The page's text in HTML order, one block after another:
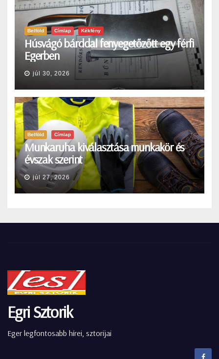
Belföld Címlap Kékfény
Húsvágó bárddal fenyegetőzőtt egy férfi
Egerben
júl 30, 2026
Belföld Címlap
Munkaruha kiválasztása munkakör és
évszak szerint
júl 27, 2026
Egri Sztorik
Eger legfontosabb hírei, sztorijai